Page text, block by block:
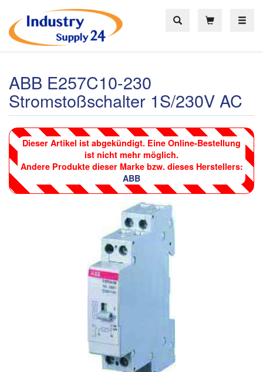
ABB E257C10-230
Stromstoßschalter 1S/230V AC
Dieser Artikel ist abgekündigt. Eine Online-Bestellung
ist nicht mehr möglich.
Andere Produkte dieser Marke bzw. dieses Herstellers:
ABB